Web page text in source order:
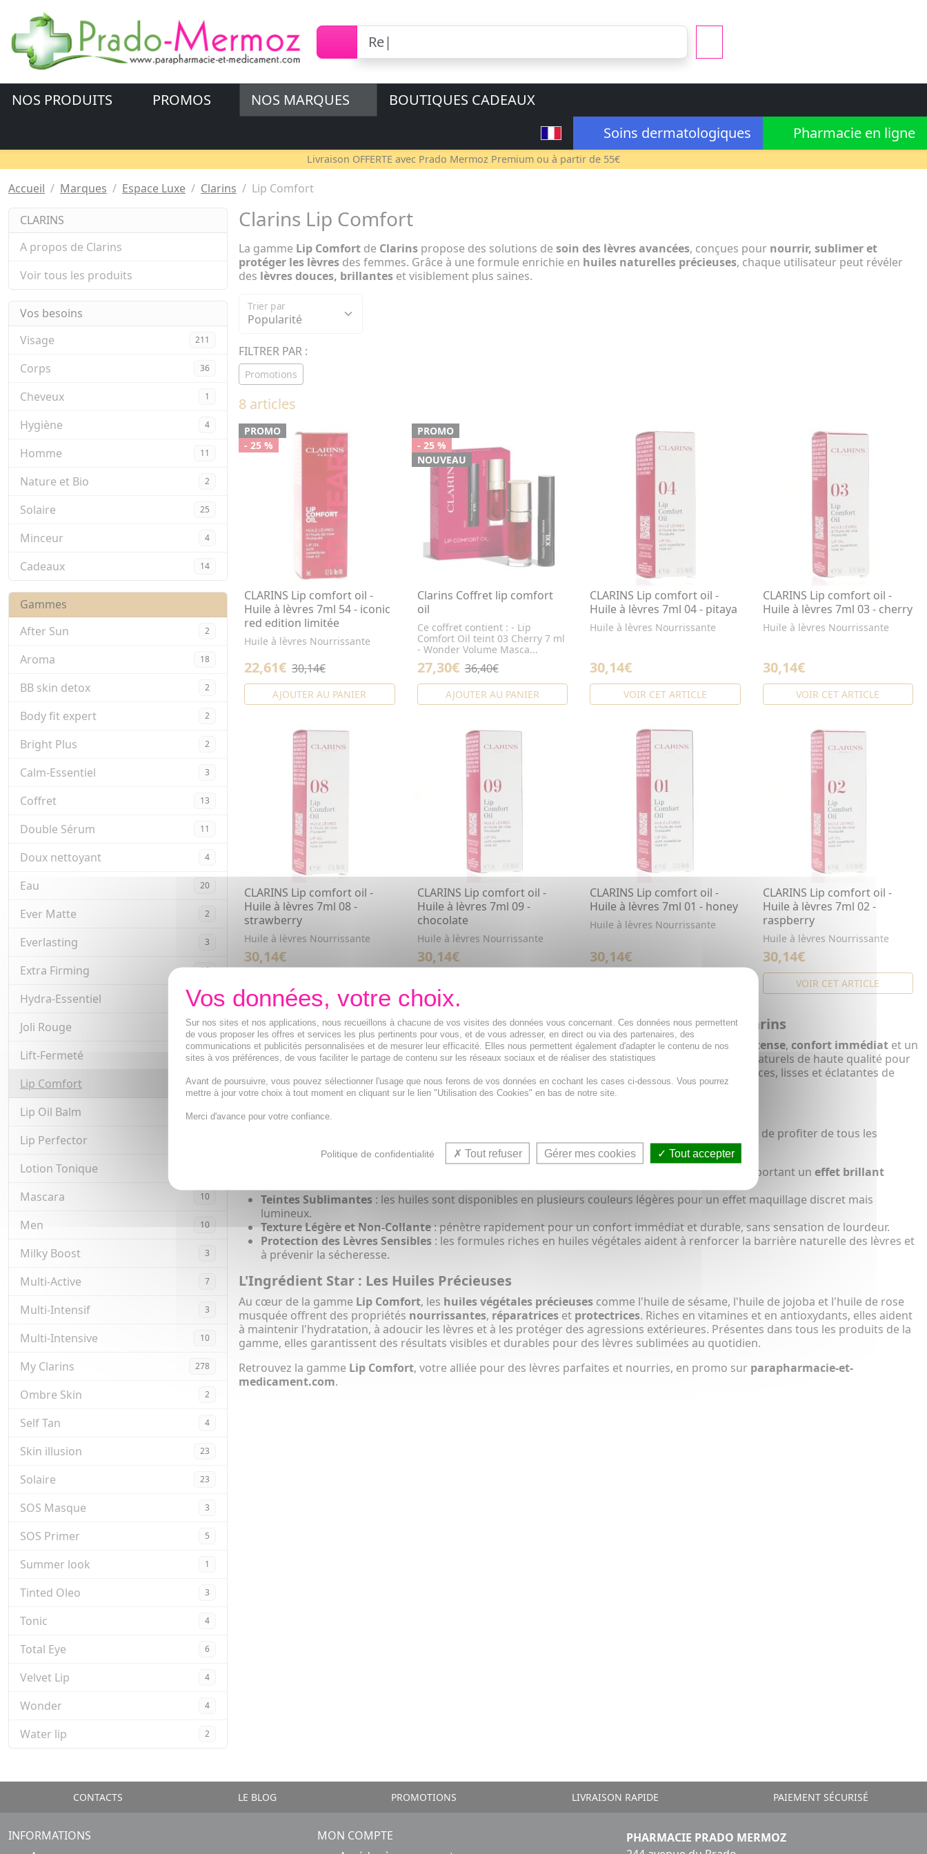
NOS PRODUITS PROMOS NOS MARQUES
BOUTIQUES CADEAUX
Soins dermatologiques
Pharmacie en ligne
Livraison OFFERTE avec Prado Mermoz Premium ou à partir de 55€
Accueil Marques Espace Luxe Clarins Lip Comfort
CLARINS
A propos de Clarins
Voir tous les produits
Vos besoins
Visage
211
Corps 36
Cheveux 1
Hygiène 4
Homme 11
Nature et Bio 2
Solaire 25
Minceur 4
Cadeaux 14
Gammes
After Sun
2
Aroma 18
BB skin detox 2
Body fit expert 2
Bright Plus 2
Calm-Essentiel 3
Coffret 13
Double Sérum 11
Doux nettoyant 4
Eau 20
Ever Matte 2
Everlasting 3
Extra Firming 16
Hydra-Essentiel 11
Joli Rouge 16
Lift-Fermeté 4
Lip Comfort 8
Lip Oil Balm 6
Lip Perfector
Lotion Tonique
Mascara 10
Men 10
Milky Boost 3
Multi-Active 7
Multi-Intensif 3
Multi-Intensive 10
My Clarins 278
Ombre Skin 2
Self Tan 4
Skin illusion 23
Solaire 23
SOS Masque 3
SOS Primer 5
Summer look 1
Tinted Oleo 3
Tonic 4
Total Eye 6
Velvet Lip 4
Wonder 4
Water lip 2
Clarins Lip Comfort
La gamme Lip Comfort de Clarins propose des solutions de soin des lèvres avancées, conçues pour nourrir, sublimer et
protéger les lèvres des femmes. Grâce à une formule enrichie en huiles naturelles précieuses, chaque utilisateur peut révéler
des lèvres douces, brillantes et visiblement plus saines.
Trier par
FILTRER PAR :
Promotions
8 articles
PROMO
- 25 %
CLARINS Lip comfort oil -
Huile à lèvres 7ml 54 - iconic
red edition limitée
Huile à lèvres Nourrissante
22,61€ 30,14€
AJOUTER AU PANIER
PROMO
- 25 %
NOUVEAU
Clarins Coffret lip comfort
oil
Ce coffret contient : - Lip
Comfort Oil teint 03 Cherry 7 ml
- Wonder Volume Masca...
27,30€ 36,40€
AJOUTER AU PANIER
CLARINS Lip comfort oil -
Huile à lèvres 7ml 04 - pitaya
Huile à lèvres Nourrissante
30,14€
VOIR CET ARTICLE
CLARINS Lip comfort oil -
Huile à lèvres 7ml 03 - cherry
Huile à lèvres Nourrissante
30,14€
VOIR CET ARTICLE
CLARINS Lip comfort oil -
Huile à lèvres 7ml 08 -
strawberry
Huile à lèvres Nourrissante
30,14€
CLARINS Lip comfort oil -
Huile à lèvres 7ml 09 -
chocolate
Huile à lèvres Nourrissante
30,14€
CLARINS Lip comfort oil -
Huile à lèvres 7ml 01 - honey
Huile à lèvres Nourrissante
30,14€
CLARINS Lip comfort oil -
Huile à lèvres 7ml 02 -
raspberry
Huile à lèvres Nourrissante
30,14€
VOIR CET ARTICLE
Découvrez l'Excellence du Soin des Lèvres avec la gamme Lip Comfort de Clarins
Clarins Lip Comfortest une gamme innovante d'huiles à lèvres,formulée pour offrirnutrition intense, confort immédiat et un
sublime effet brillant. Chaque produit combine performance et soin, en utilisant des ingrédients naturels de haute qualité pour
protéger, hydrater et embellir les lèvres, tout en respectant leur sensibilité. Résultat : des lèvres douces, lisses et éclatantes de
beauté.
Une Routine Beauté Complète avec Lip Comfort
à votre routine quotidienne permet de maximiser l'hydratation et de profiter de tous les
bienfaits de cette gamme exceptionnelle.
: hydrate intensément et protège les lèvres tout en leur apportant un effet brillant
Teintes Sublimantes : les huiles sont disponibles en plusieurs couleurs légères pour un effet maquillage discret mais
lumineux.
Texture Légère et Non-Collante: pénètre rapidement pour un confort immédiat et durable, sans sensation de lourdeur.
Protection des Lèvres Sensibles : les formules riches en huiles végétales aident à renforcer la barrière naturelle des lèvres et
à prévenir la sécheresse.
L'Ingrédient Star : Les Huiles Précieuses
Au cœur de la gamme Lip Comfort, les huiles végétales précieuses comme l'huile de sésame, l'huile de jojoba et l'huile de rose
musquée offrent des propriétés nourrissantes, réparatrices et protectrices. Riches en vitamines et en antioxydants, elles aident
à maintenir l'hydratation, à adoucir les lèvres et à les protéger des agressions extérieures. Présentes dans tous les produits de la
gamme, elles garantissent des résultats visibles et durables pour des lèvres sublimées au quotidien.
Retrouvez la gamme Lip Comfort, votre alliée pour des lèvres parfaites et nourries, en promo sur parapharmacie-et-
medicament.com.
CONTACTS LE BLOG PROMOTIONS LIVRAISON RAPIDE PAIEMENT SÉCURISÉ
INFORMATIONS
MON COMPTE
PHARMACIE PRADO MERMOZ
Sur nos sites et nos applications, nous recueillons à chacune de vos visites des données vous concernant. Ces données nous permettent
de vous proposer les offres et services les plus pertinents pour vous, et de vous adresser, en direct ou via des partenaires, des
communications et publicités personnalisées et de mesurer leur efficacité. Elles nous permettent également d'adapter le contenu de nos
sites à vos préférences, de vous faciliter le partage de contenu sur les réseaux sociaux et de réaliser des statistiques
Avant de poursuivre, vous pouvez sélectionner l'usage que nous ferons de vos données en cochant les cases ci-dessous. Vous pourrez
mettre à jour votre choix à tout moment en cliquant sur le lien "Utilisation des Cookies" en bas de notre site.
Merci d'avance pour votre confiance.
Politique de confidentialité Tout refuser Gérer mes cookies Tout accepter